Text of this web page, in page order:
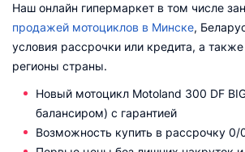
Наш онлайн гипермаркет в том числе
продажей мотоциклов в Минске,
условия рассрочки или кредита, а
регионы страны.
Новый мотоцикл Motoland 300 DF
балансиром) с гарантией
Возможность купить в рассрочку 0/